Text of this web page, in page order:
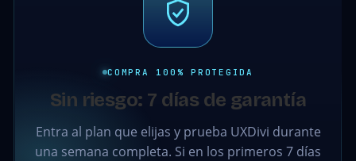
COMPRA 100% PROTEGIDA
Sin riesgo: 7 días de garantía
Entra al plan que elijas y prueba UXDivi durante
una semana completa. Si en los primeros 7 días